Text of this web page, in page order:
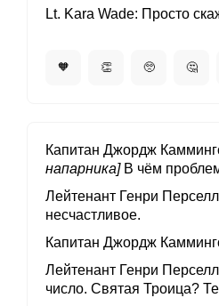
Lt. Kara Wade Просто
🧡 👏 🥺 🤔
Капитан Джордж
напарника] В чём
Лейтенант Генри Перселл
несчастливое.
Капитан Джордж
Лейтенант Генри Перселл
число. Святая Троица?